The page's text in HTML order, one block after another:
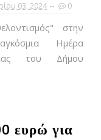
03, 2024 0
στην
Ημέρα
του Δήμου
ευρώ για